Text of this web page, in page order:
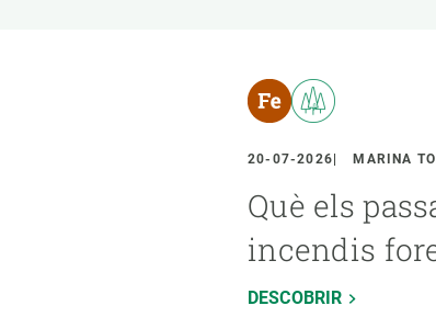
20-07-2026 MARINA
Què els
incendis
DESCOBRIR